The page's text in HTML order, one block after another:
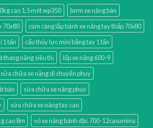
cao 1.5 mét wp350
bơm xe nâng bàn
70x80
cùm càng lắp bánh xe nâng tay thấp 70x80
1 tấn
cẩu thủy lực mini bằng tay 1 tấn
thang nâng siêu thị
lốp xe nâng 600-9
sửa chữa xe nâng di chuyển phuy
bàn
sửa chữa xe nâng phuy
sửa chữa xe nâng tay cao
cao 8m
vỏ xe nâng bánh đặc 700-12casumina